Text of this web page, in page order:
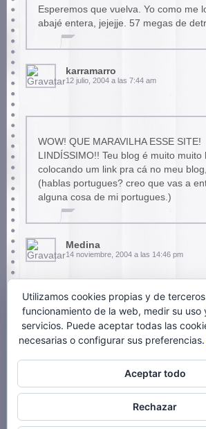
Esperemos que vuelva. Yo como me
abajé entera, jejejje. 57 megas de
karramarro
12 julio, 2004 a las 7:44 am
WOW! QUE MARAVILHA ESSE SITE!
LINDÍSSIMO!! Teu blog é muito muito
colocando um link pra cá no meu
(hablas portugues? creo que vas a
alguna cosa de mi portugues.)
Medina
14 noviembre, 2004 a las 14:46 pm
ayayayayayay pero que buena zona
prrprprprprprpprpr
ANGEL NAVARRO
3 marzo, 2007 a las 21:32 pm
Utilizamos cookies propias y de
funcionamiento de la web, medir su uso
servicios. Puede aceptar todas las
necesarias o configurar sus preferencias.
Aceptar todo
Rechazar